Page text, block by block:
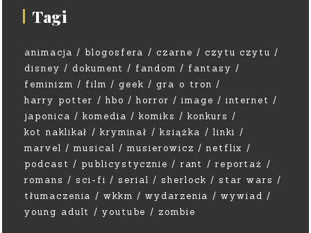
Tagi
animacja blogosfera czarne
czytu czytu
disney
dokument fandom
fantasy
feminizm
film geek
gra o tron
harry potter
hbo horror image
internet
japonica
komedia komiks
konkurs
kot naklikał
kryminał książka
linki
marvel
musical musierowicz
netflix
podcast
publicystycznie rant
reportaż
romans
sci-fi serial sherlock
star wars
tłumaczenia
wkkm wydarzenia
wywiad
young adult
youtube zombie